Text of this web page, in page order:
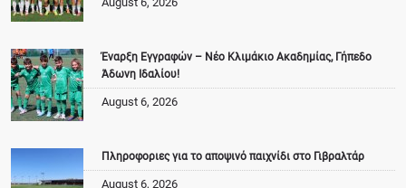
Έναρξη Εγγραφών – Νέο Κλιμάκιο Ακαδημίας, Γήπεδο
Άδωνη Ιδαλίου!
August 6, 2026
Πληροφοριες για το αποψινό παιχνίδι στο Γιβραλτάρ
August 6, 2026